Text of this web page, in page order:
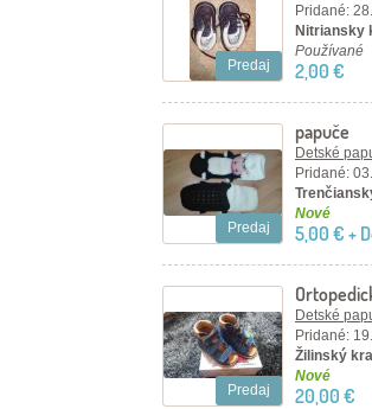
Predaj
Pridané:
Nitriansky
Používané
2,00 €
Predaj
papuče
Detské
Pridané:
Nové
5,00 € +
Predaj
Detské
Pridané:
Žilinský
Nové
20,00 €